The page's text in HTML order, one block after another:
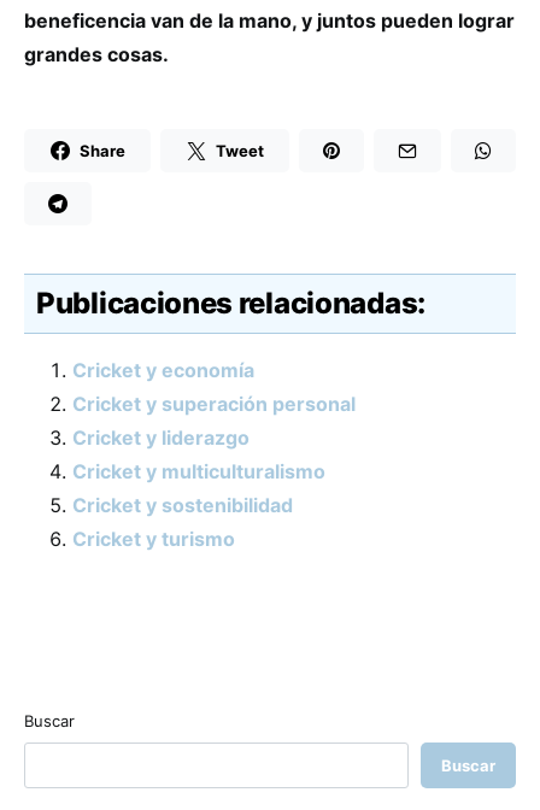
beneficencia van de la mano, y juntos pueden lograr
grandes cosas.
Share Tweet
Publicaciones relacionadas:
Cricket y economía
Cricket y superación personal
Cricket y liderazgo
Cricket y multiculturalismo
Cricket y sostenibilidad
Cricket y turismo
Buscar
Buscar